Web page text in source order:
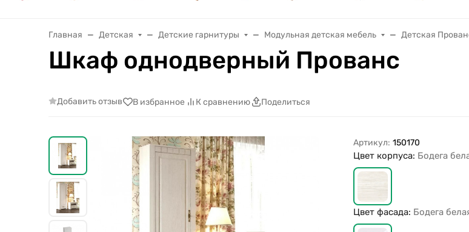
Главная Детская Детские гарнитуры Модульная детская мебель Детская
Шкаф однодверный Прованс
Добавить отзыв В избранное К сравнению Поделиться
Артикул: 150170
Цвет корпуса: Бодега
Цвет фасада: Бодега